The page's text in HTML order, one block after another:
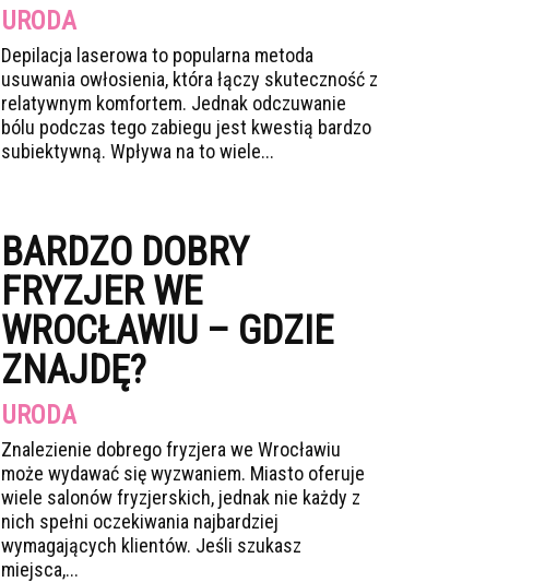
URODA
Depilacja laserowa to popularna metoda
usuwania owłosienia, która łączy skuteczność z
relatywnym komfortem. Jednak odczuwanie
bólu podczas tego zabiegu jest kwestią bardzo
subiektywną. Wpływa na to wiele...
BARDZO DOBRY
FRYZJER WE
WROCŁAWIU – GDZIE
ZNAJDĘ?
URODA
Znalezienie dobrego fryzjera we Wrocławiu
może wydawać się wyzwaniem. Miasto oferuje
wiele salonów fryzjerskich, jednak nie każdy z
nich spełni oczekiwania najbardziej
wymagających klientów. Jeśli szukasz
miejsca,...